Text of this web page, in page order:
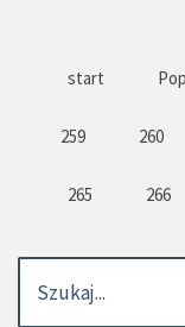
start
259 260
265 266